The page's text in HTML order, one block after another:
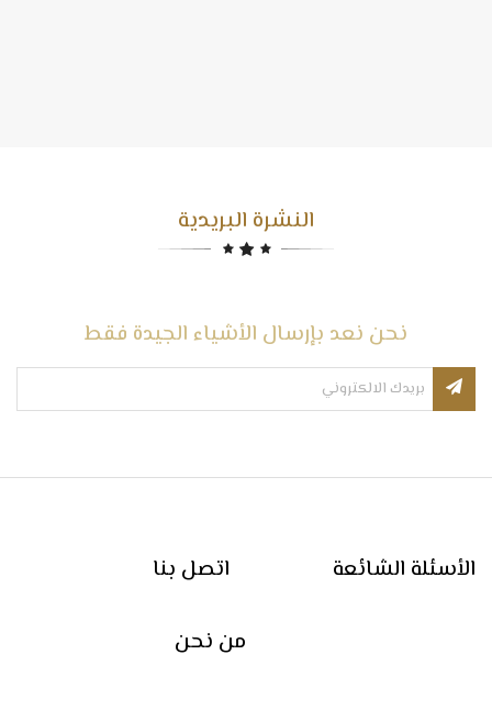
النشرة البريدية
نحن نعد بإرسال الأشياء الجيدة فقط
اتصل بنا الأسئلة الشائعة
من نحن